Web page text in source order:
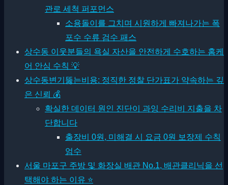
관로 세척 퍼포먼스
소용돌이를 그치며 시원하게 빠져나가는 폭
포수 수류 검수 패스
상수동 이웃분들의 욕실 자산을 안전하게 수호하는 홈케
어 안심 수칙 💡
상수동변기뚫는비용: 정직한 정찰 단가표가 약속하는 깊
은 신뢰 💰
확실한 데이터 원인 진단이 과잉 수리비 지출을 차
단합니다
출장비 0원, 미해결 시 요금 0원 보장제 수칙
엄수
서울 마포구 주방 및 화장실 배관 No.1, 배관클리닉을 선
택해야 하는 이유 ⭐